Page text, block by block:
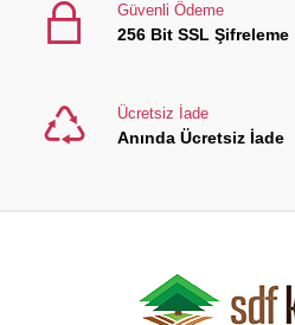
Güvenli Ödeme
256 Bit SSL Şifreleme
Ücretsiz İade
Anında Ücretsiz İade